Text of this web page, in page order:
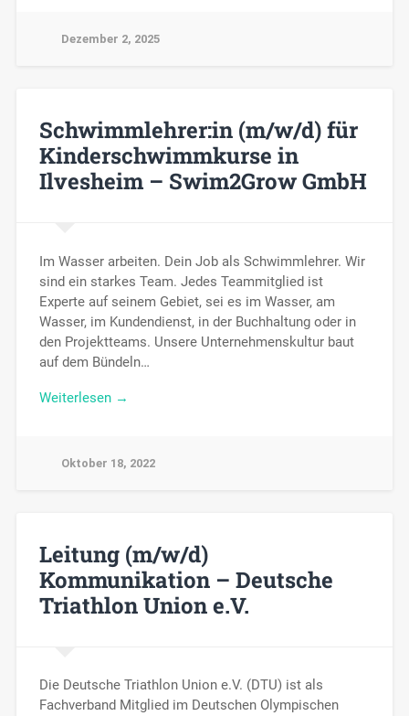
Dezember 2, 2025
Schwimmlehrer:in (m/w/d) für
Kinderschwimmkurse in
Ilvesheim – Swim2Grow GmbH
Im Wasser arbeiten. Dein Job als Schwimmlehrer. Wir
sind ein starkes Team. Jedes Teammitglied ist
Experte auf seinem Gebiet, sei es im Wasser, am
Wasser, im Kundendienst, in der Buchhaltung oder in
den Projektteams. Unsere Unternehmenskultur baut
auf dem Bündeln…
Weiterlesen →
Oktober 18, 2022
Leitung (m/w/d)
Kommunikation – Deutsche
Triathlon Union e.V.
Die Deutsche Triathlon Union e.V. (DTU) ist als
Fachverband Mitglied im Deutschen Olympischen